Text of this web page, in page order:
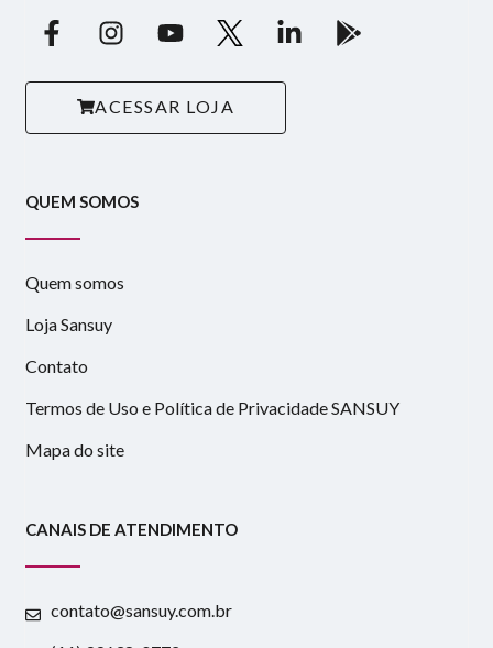
ACESSAR LOJA
QUEM SOMOS
Quem somos
Loja Sansuy
Contato
Termos de Uso e Política de Privacidade SANSUY
Mapa do site
CANAIS DE ATENDIMENTO
contato@sansuy.com.br